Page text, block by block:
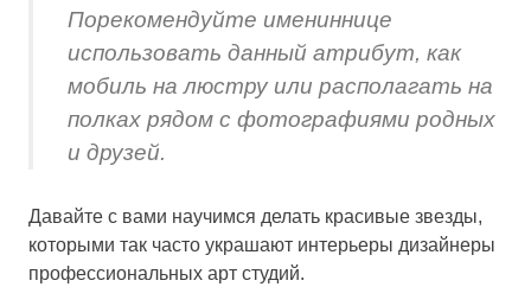
Порекомендуйте имениннице
использовать данный атрибут, как
мобиль на люстру или располагать на
полках рядом с фотографиями родных
и друзей.
Давайте с вами научимся делать красивые звезды,
которыми так часто украшают интерьеры дизайнеры
профессиональных арт студий.